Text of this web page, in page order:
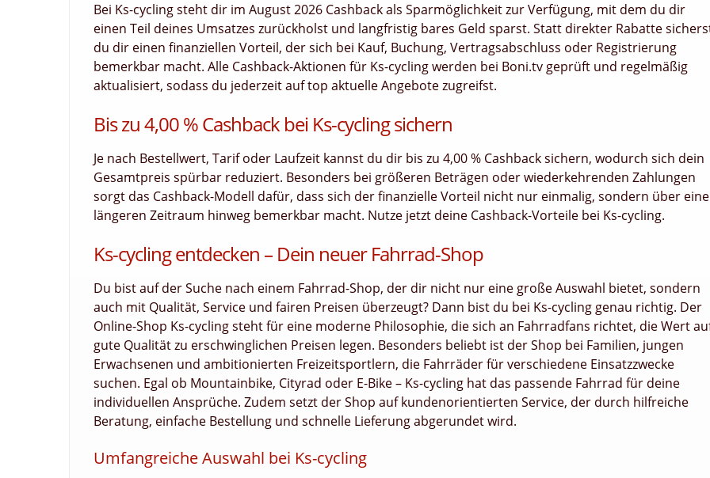
Bei Ks-cycling steht dir im August 2026 Cashback als Sparmöglichkeit zur Verfügung, mit dem du dir
einen Teil deines Umsatzes zurückholst und langfristig bares Geld sparst. Statt direkter Rabatte
du dir einen finanziellen Vorteil, der sich bei Kauf, Buchung, Vertragsabschluss oder Registrierung
bemerkbar macht. Alle Cashback-Aktionen für Ks-cycling werden bei Boni.tv geprüft und regelmäßig
aktualisiert, sodass du jederzeit auf top aktuelle Angebote zugreifst.
Bis zu 4,00 % Cashback bei Ks-cycling sichern
Je nach Bestellwert, Tarif oder Laufzeit kannst du dir bis zu 4,00 % Cashback sichern, wodurch sich dein
Gesamtpreis spürbar reduziert. Besonders bei größeren Beträgen oder wiederkehrenden Zahlungen
sorgt das Cashback-Modell dafür, dass sich der finanzielle Vorteil nicht nur einmalig, sondern über
längeren Zeitraum hinweg bemerkbar macht. Nutze jetzt deine Cashback-Vorteile bei Ks-cycling.
Ks-cycling entdecken – Dein neuer Fahrrad-Shop
Du bist auf der Suche nach einem Fahrrad-Shop, der dir nicht nur eine große Auswahl bietet, sondern
auch mit Qualität, Service und fairen Preisen überzeugt? Dann bist du bei Ks-cycling genau richtig. Der
Online-Shop Ks-cycling steht für eine moderne Philosophie, die sich an Fahrradfans richtet, die Wert
gute Qualität zu erschwinglichen Preisen legen. Besonders beliebt ist der Shop bei Familien, jungen
Erwachsenen und ambitionierten Freizeitsportlern, die Fahrräder für verschiedene Einsatzzwecke
suchen. Egal ob Mountainbike, Cityrad oder E-Bike – Ks-cycling hat das passende Fahrrad für deine
individuellen Ansprüche. Zudem setzt der Shop auf kundenorientierten Service, der durch hilfreiche
Beratung, einfache Bestellung und schnelle Lieferung abgerundet wird.
Umfangreiche Auswahl bei Ks-cycling